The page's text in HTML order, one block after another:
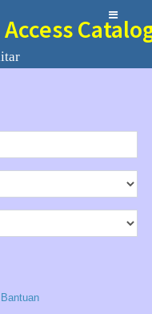
Bantuan